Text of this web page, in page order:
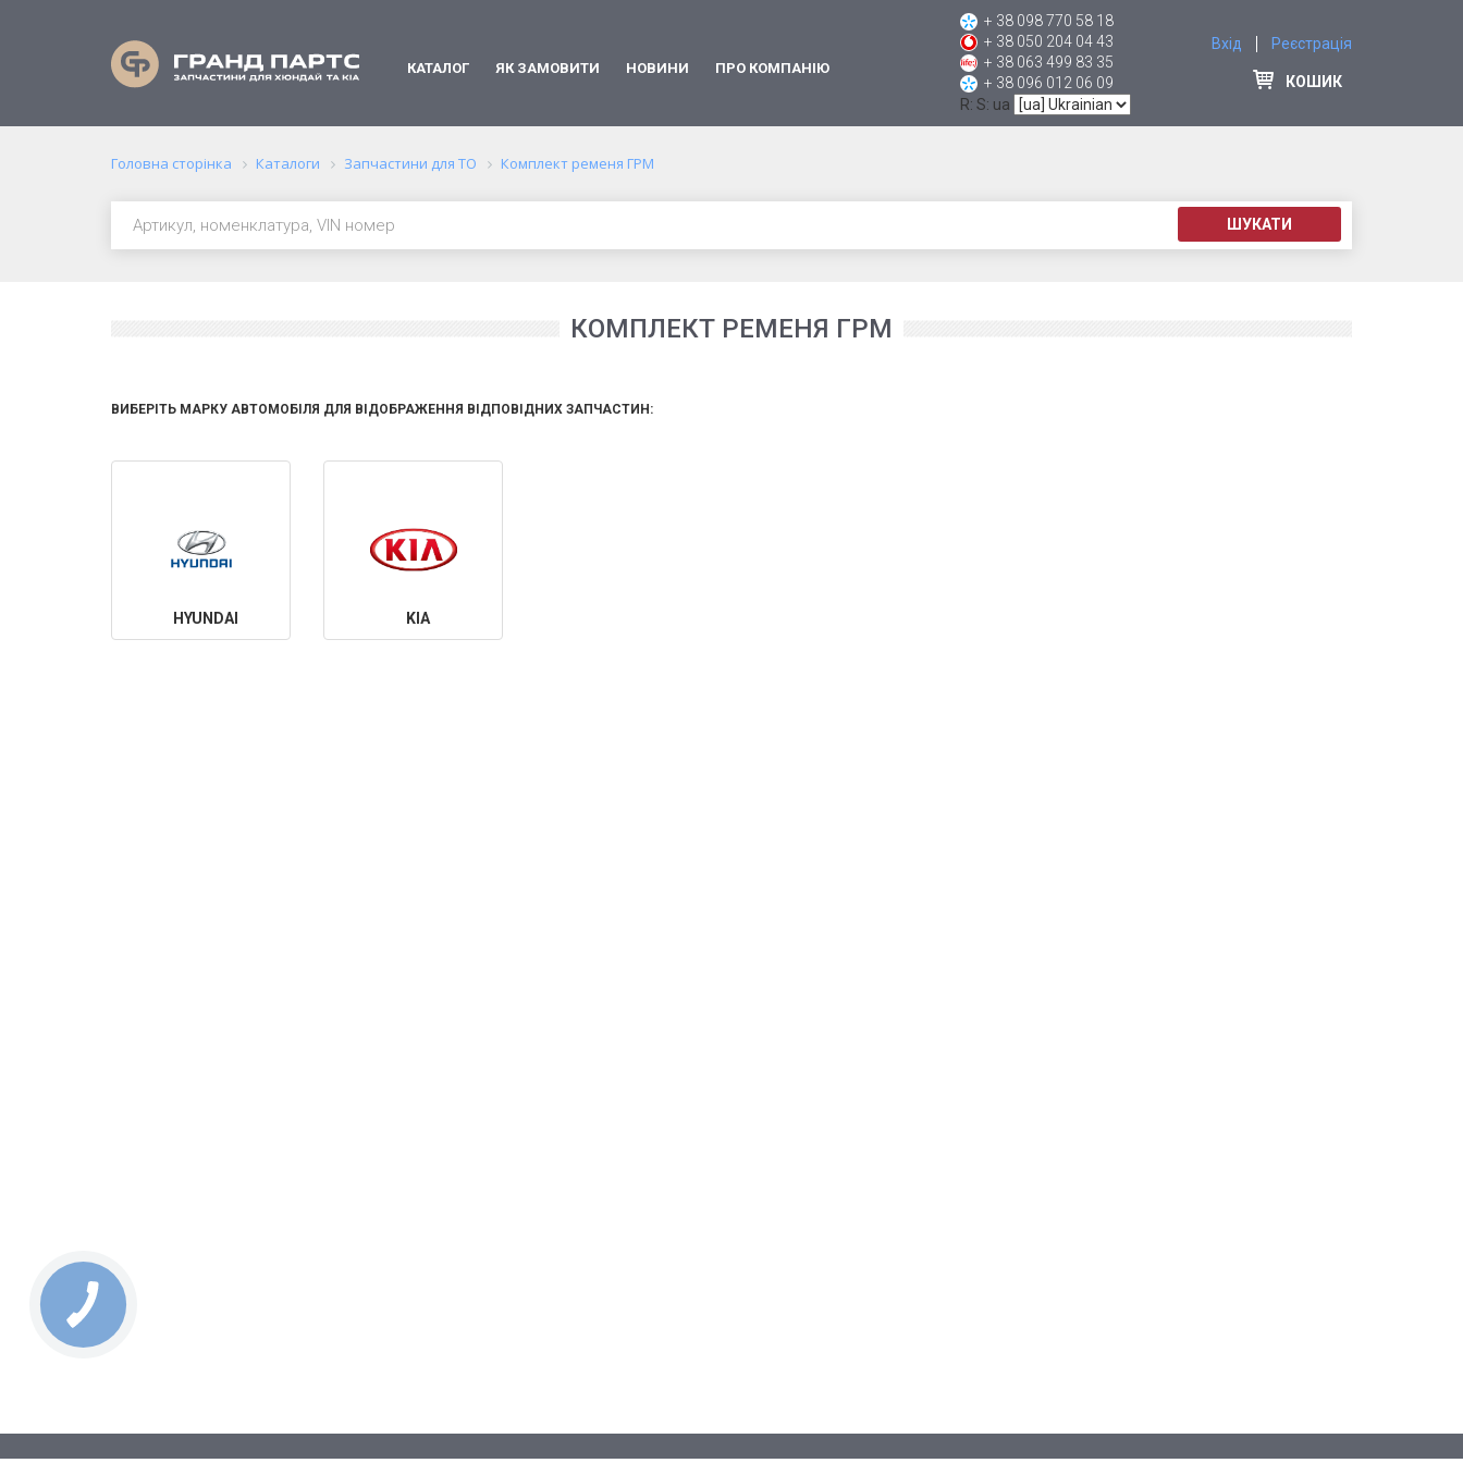
КАТАЛОГ ЯК ЗАМОВИТИ НОВИНИ ПРО КОМПАНІЮ
+ 38 098 770 58 18
+ 38 050 204 04 43
+ 38 063 499 83 35
+ 38 096 012 06 09
R: S: ua
Вхід Реєстрація
КОШИК
Головна сторінка Каталоги Запчастини для ТО Комплект ременя ГРМ
ШУКАТИ
КОМПЛЕКТ РЕМЕНЯ ГРМ
ВИБЕРІТЬ МАРКУ АВТОМОБІЛЯ ДЛЯ ВІДОБРАЖЕННЯ ВІДПОВІДНИХ ЗАПЧАСТИН:
HYUNDAI KIA